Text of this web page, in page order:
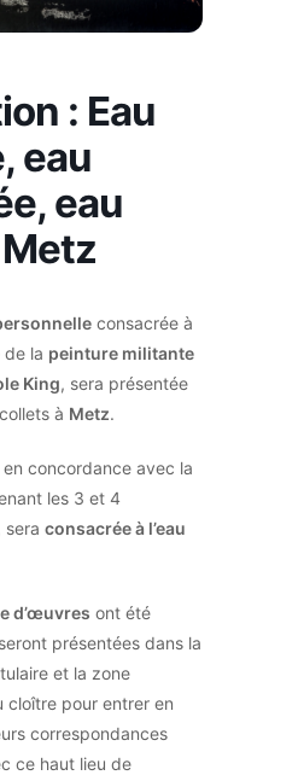
: Eau
eau
eau
consacrée à
de la peinture militante
King, sera présentée
à Metz.
concordance avec la
les 3 et 4
sera consacrée à l’eau
d’œuvres ont été
présentées dans la
et la zone
cloître pour entrer en
correspondances
ce haut lieu de